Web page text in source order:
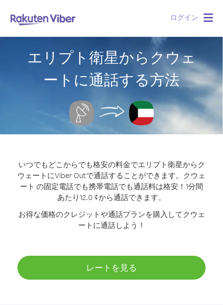
ログイン
エリプト衛星からクウェ
ートに通話する方法
いつでもどこからでも格安の料金でエリプト衛星からク
ウェートにViber Outで通話することができます。
クウェ
ート の固定電話でも携帯電話でも通話料は格安！1分間
あたり12.0 ¢から通話できます。
お得な価格のクレジットや通話プランを購入してクウェ
ートに通話しよう！
レートを見る